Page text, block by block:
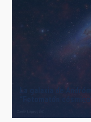
La galaxia de
“Fotomatón cósmico"